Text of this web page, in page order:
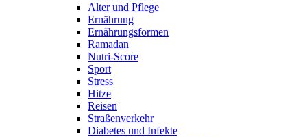
Alter und Pflege
Ernährung
Ernährungsformen
Ramadan
Nutri-Score
Sport
Stress
Hitze
Reisen
Straßenverkehr
Diabetes und Infekte